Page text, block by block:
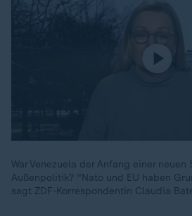
War Venezuela der Anfang einer
Außenpolitik? "Nato und EU haben
sagt ZDF-Korrespondentin Claudia